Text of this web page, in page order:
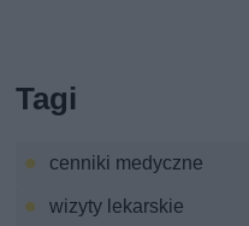
Tagi
cenniki medyczne
wizyty lekarskie